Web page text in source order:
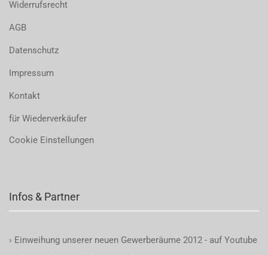
Widerrufsrecht
AGB
Datenschutz
Impressum
Kontakt
für Wiederverkäufer
Cookie Einstellungen
Infos & Partner
› Einweihung unserer neuen Gewerberäume 2012 - auf Youtube